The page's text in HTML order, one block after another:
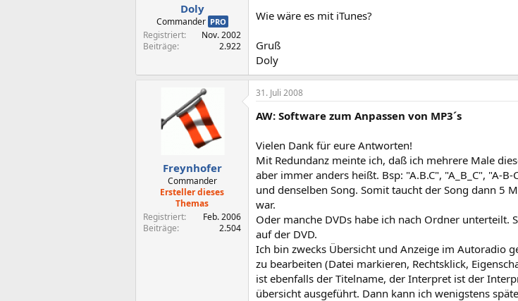
Doly
Commander PRO
Registriert
Nov. 2002
Beiträge
2.922
Wie wäre es mit iTunes?
Gruß
Doly
Freynhofer
Commander
Ersteller dieses
Themas
Registriert
Feb. 2006
Beiträge
2.504
31. Juli 2008
AW: Software zum Anpassen von MP3´s
Vielen Dank für eure Antworten!
Mit Redundanz meinte ich, daß ich mehrere Male
aber immer anders heißt. Bsp: "A.B.C", "A_B_C", "A-
und denselben Song. Somit taucht der Song dann 5
war.
Oder manche DVDs habe ich nach Ordner unterteilt.
auf der DVD.
Ich bin zwecks Übersicht und Anzeige im Autoradio
zu bearbeiten (Datei markieren, Rechtsklick,
ist ebenfalls der Titelname, der Interpret ist der
übersicht ausgeführt. Dann kann ich wenigstens